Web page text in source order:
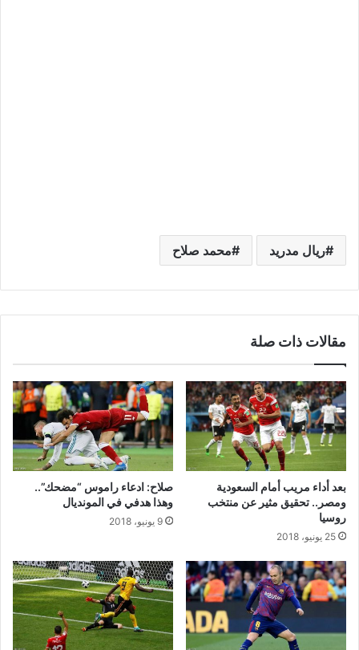
ريال مدريد محمد صلاح
مقالات ذات صلة
بعد أداء مريب أمام السعودية
ومصر.. تحقيق مثير عن منتخب
روسيا
25 يونيو، 2018
صلاح: ادعاء راموس “مضحك”..
وهذا هدفي في المونديال
9 يونيو، 2018